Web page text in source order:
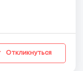
Откликнуться